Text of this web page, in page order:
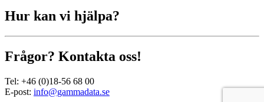
Hur kan vi hjälpa?
Frågor? Kontakta oss!
Tel: +46 (0)18-56 68 00
E-post: info@gammadata.se